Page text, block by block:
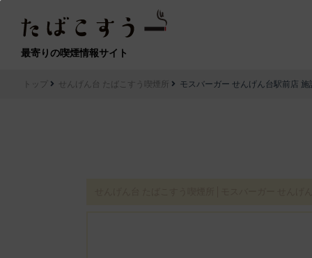
最寄りの喫煙情報サイト
トップ せんげん台 たばこすう喫煙所 モスバーガー せんげん台駅前店 施